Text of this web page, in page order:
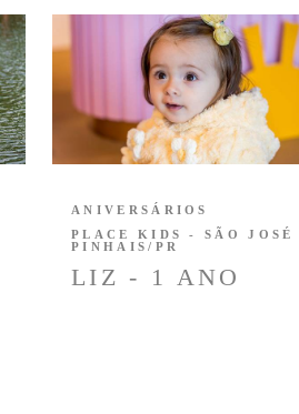
LIZ - 1 ANO
ANIVERSÁRIOS
PLACE KIDS - SÃO JOSÉ
PINHAIS/PR